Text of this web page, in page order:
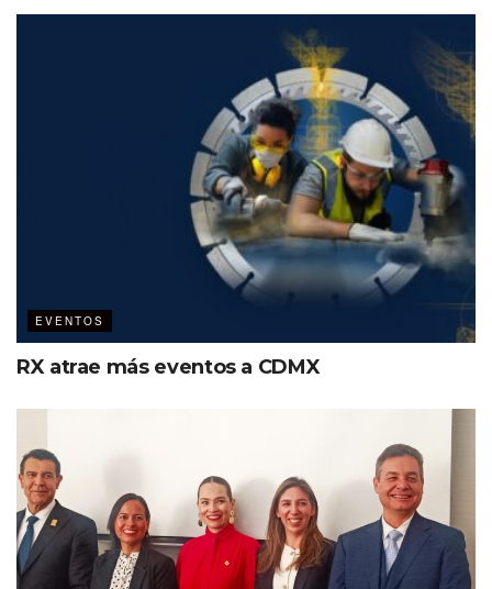
Impulso a la IdR y romance
El encuentro también busca fortalecer la atracción de
eventos, congresos y bodas destino. En esta edición
EVENTOS
RX atrae más eventos a CDMX